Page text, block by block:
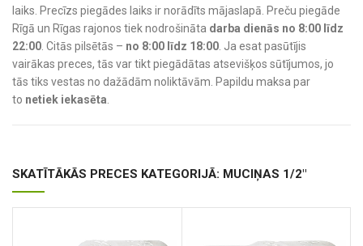
laiks. Precīzs piegādes laiks ir norādīts mājaslapā. Preču piegāde
Rīgā un Rīgas rajonos tiek nodrošināta darba dienās no 8:00 līdz
22:00 . Citās pilsētās – no 8:00 līdz 18:00 . Ja esat pasūtījis
vairākas preces, tās var tikt piegādātas atsevišķos sūtījumos, jo
tās tiks vestas no dažādām noliktāvām. Papildu maksa par
to netiek iekasēta
SKATĪTĀKĀS PRECES KATEGORIJĀ: MUCIŅAS 1/2"